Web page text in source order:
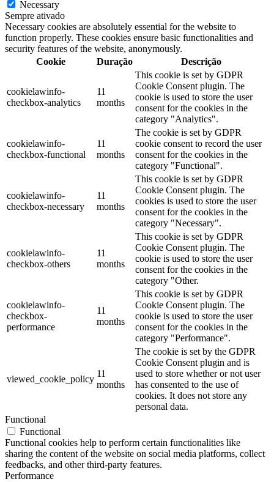
Necessary
Sempre ativado
Necessary cookies are absolutely essential for the website to
function properly. These cookies ensure basic functionalities and
security features of the website, anonymously.
Cookie
Duração Descrição
cookielawinfo-
checkbox-analytics
11
months
This cookie is set by GDPR
Cookie Consent plugin. The
cookie is used to store the user
consent for the cookies in the
category "Analytics".
cookielawinfo-
checkbox-functional
11
months
The cookie is set by GDPR
cookie consent to record the user
consent for the cookies in the
category "Functional".
cookielawinfo-
checkbox-necessary
11
months
This cookie is set by GDPR
Cookie Consent plugin. The
cookies is used to store the user
consent for the cookies in the
category "Necessary".
cookielawinfo-
checkbox-others
11
months
This cookie is set by GDPR
Cookie Consent plugin. The
cookie is used to store the user
consent for the cookies in the
category "Other.
cookielawinfo-
checkbox-
performance
11
months
This cookie is set by GDPR
Cookie Consent plugin. The
cookie is used to store the user
consent for the cookies in the
category "Performance".
viewed_cookie_policy
11
months
The cookie is set by the GDPR
Cookie Consent plugin and is
used to store whether or not user
has consented to the use of
cookies. It does not store any
personal data.
Functional
Functional
Functional cookies help to perform certain functionalities like
sharing the content of the website on social media platforms, collect
feedbacks, and other third-party features.
Performance